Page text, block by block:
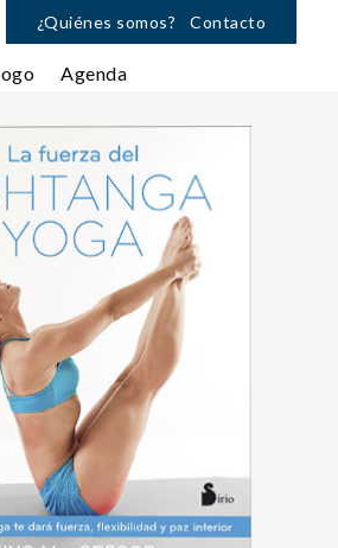
¿Quiénes somos? Contacto
Agenda